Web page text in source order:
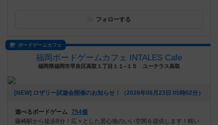
フォローする
ボードゲームカフェ
福岡ボードゲームカフェ INTALES Cafe
福岡県福岡市早良区高取１丁目１１−１５ ユーテラス高取
[NEW] ロザリー試遊会開催のお知らせ！（2026年06月23日 05時02分）
遊べるボードゲーム 754個
藤崎駅から徒歩8分！広々とした居心地のいい空間を提供します！軽い